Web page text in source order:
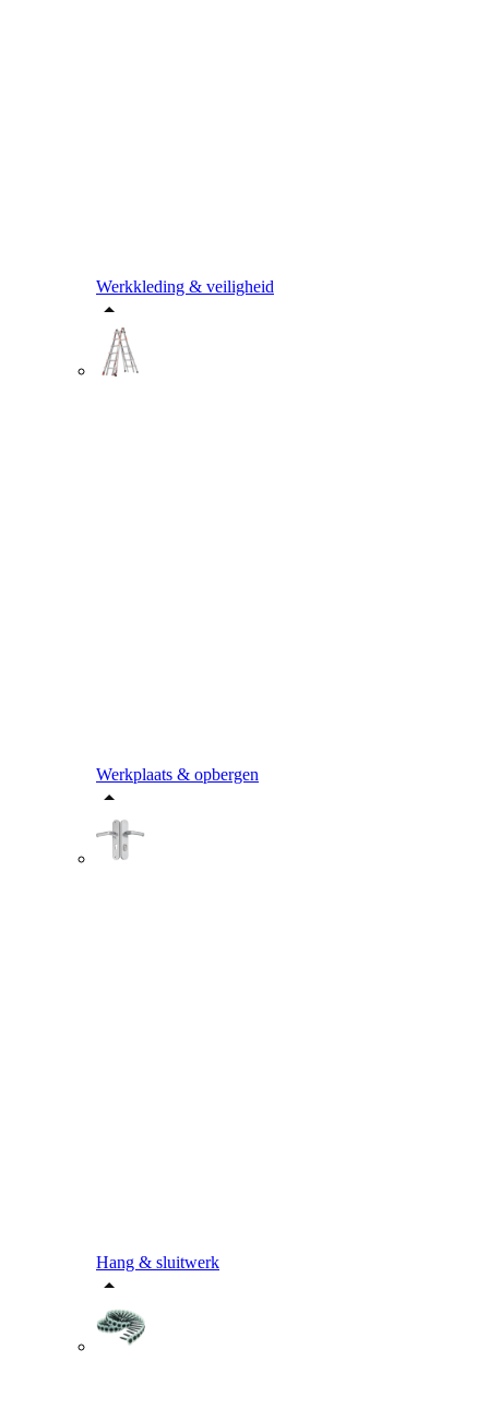
Werkkleding & veiligheid
Werkplaats & opbergen
Hang & sluitwerk